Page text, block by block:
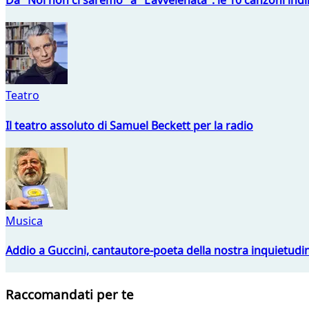
Teatro
Il teatro assoluto di Samuel Beckett per la radio
Musica
Addio a Guccini, cantautore-poeta della nostra
Raccomandati per te